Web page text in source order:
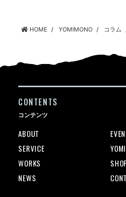
HOME YOMIMONO コラム
CONTENTS
コンテンツ
ABOUT
SERVICE
WORKS
NEWS